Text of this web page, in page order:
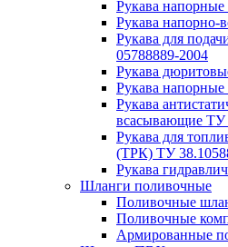
Рукава
Рукава
Рукава для
05788889-2004
Рукава
Рукава
Рукава
всасывающие ТУ
Рукава для
(ТРК) ТУ
Рукава
Шланги поливочные
Поливочные
Поливочные
Армированные